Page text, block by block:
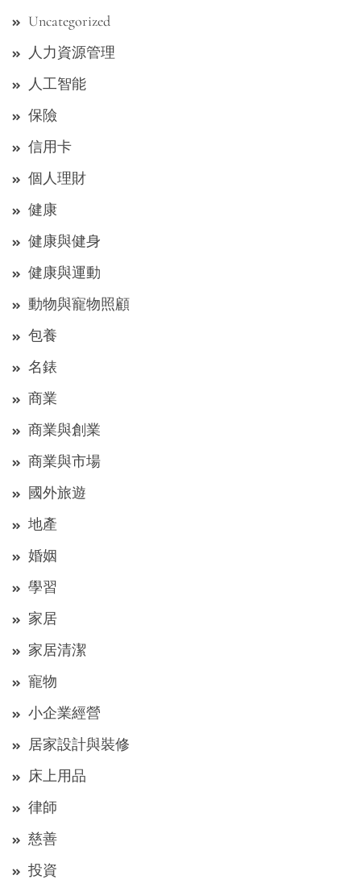
Uncategorized
人力資源管理
人工智能
保險
信用卡
個人理財
健康
健康與健身
健康與運動
動物與寵物照顧
包養
名錶
商業
商業與創業
商業與市場
國外旅遊
地產
婚姻
學習
家居
家居清潔
寵物
小企業經營
居家設計與裝修
床上用品
律師
慈善
投資